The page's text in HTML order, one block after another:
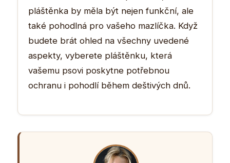
pláštěnka by měla být nejen funkční, ale
také pohodlná pro vašeho mazlíčka. Když
budete brát ohled na všechny uvedené
aspekty, vyberete pláštěnku, která
vašemu psovi poskytne potřebnou
ochranu i pohodlí během deštivých dnů.